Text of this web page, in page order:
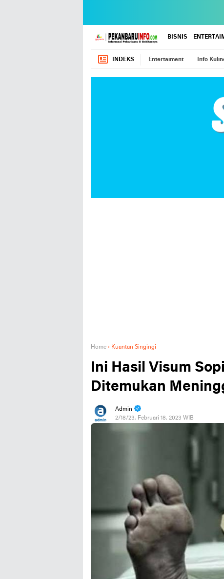
BISNIS
INDEKS Entertaiment Info
Home › Kuantan Singingi
Ini Hasil Visum
Ditemukan
Admin
2/18/23, Februari 18, 2023 WIB